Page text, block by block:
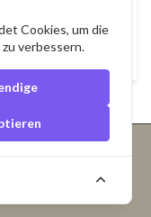
Cookies, um die
verbessern.